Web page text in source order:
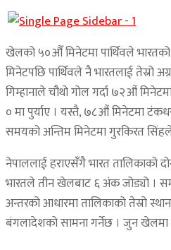
खेलको ५०औँ मिनेटमा पार्थिवले भारतको
मिनेटपछि पार्थिवले नै भारतलाई तेस्रो
गिम्हानाले चौथो गोल गर्दा ७२औं
० मा पुर्याए । यस्तै, ७८औं मिनेटमा
समयको अन्तिम मिनेटमा गुरकिरत
नेपाललाई हराएसँगै भारत तालिकाको
भारतले तीन खेलबाट ६ अंक जोड्यो ।
अन्तरको आधारमा तालिकाको तेस्रो
बंगलादेशको सामना गर्नेछ । जुन खेलमा